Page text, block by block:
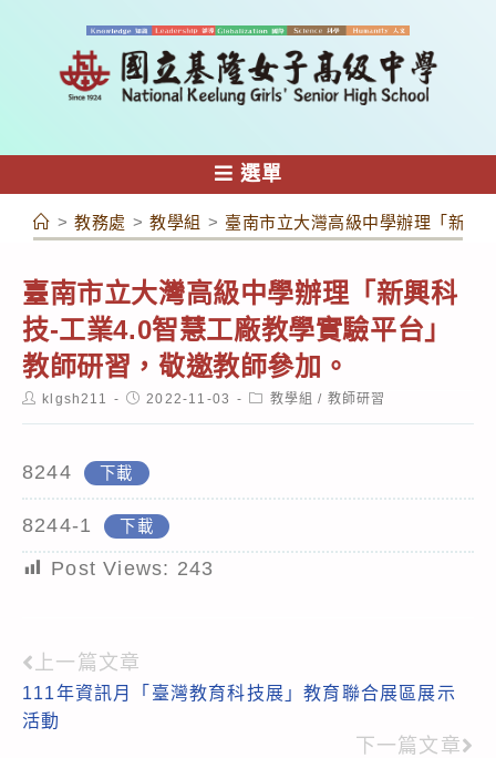
容
選單
> 教務處 > 教學組 > 臺南市立大灣高級中學辦理「新興
臺南市立大灣高級中學辦理「新興科
技-工業4.0智慧工廠教學實驗平台」
教師研習，敬邀教師參加。
Postklgsh211
Post2022-11-03
Post教學組 / 教師研習
8244 下載
8244-1 下載
Post Views: 243
Read
more
上一篇文章
111年資訊月「臺灣教育科技展」教育聯合展區展示
活動
下一篇文章